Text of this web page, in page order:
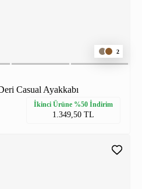
2
Casual Ayakkabı
İkinci Ürüne %50 İndirim
1.349,50 TL